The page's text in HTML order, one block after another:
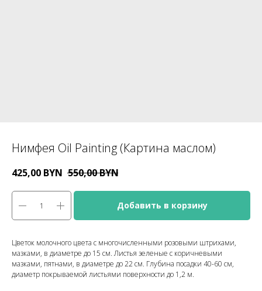
Нимфея Oil Painting (Картина маслом)
425,00 BYN 550,00BYN
Добавить в корзину
Цветок молочного цвета c многочисленными розовыми штрихами,
мазками, в диаметре до 15 см. Листья зеленые с коричневыми
мазками, пятнами, в диаметре до 22 см. Глубина посадки 40-60 см,
диаметр покрываемой листьями поверхности до 1,2 м.